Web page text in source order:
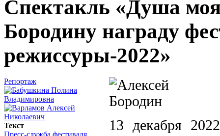
Спектакль «Душа
Бородину награду
режиссуры-2022»
Репортаж
Текст
Пресс-служба фестиваля
13 декабря